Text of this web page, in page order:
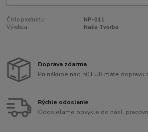
Číslo produktu:
NP-011
Výrobca:
Naša Tvorba
Doprava zdarma
Pri nákupe nad 50 EUR máte dopravu
Rýchle odoslanie
Odosielame obvykle do násl.